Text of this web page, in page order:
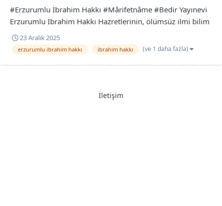
#Erzurumlu İbrahim Hakkı #Mârifetnâme #Bedir Yayınevi
Erzurumlu İbrahim Hakkı Hazretlerinin, ölümsüz ilmi bilim
kitabı olan mârifetnâme, on senelik bir çalışma yapılarak
siz değerli okuyucularımız için gün yüzüne çıkıyor.
Erzurumlu İbrahim Hakkı - Mârifetnâme - Bedir
23 Aralık 2025
erzurumlu i̇brahim hakkı i̇brahim hakkı (ve 1 daha fazla)
İletişim